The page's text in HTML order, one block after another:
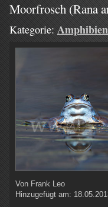
Moorfrosch (Rana
Kategorie:
Von Frank Leo
Hinzugefügt am: